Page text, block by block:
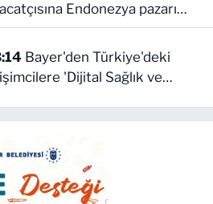
Endonezya pazarı
Bayer'den Türkiye'deki
'Dijital Sağlık ve